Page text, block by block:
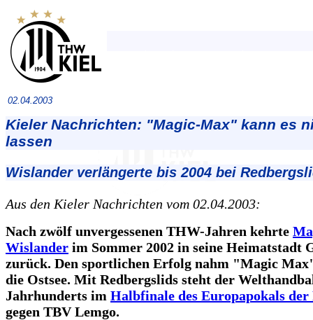
02.04.2003
Kieler Nachrichten: "Magic-Max" kann es
lassen
Wislander verlängerte bis 2004 bei
Aus den Kieler Nachrichten vom 02.04.2003:
Nach zwölf unvergessenen THW-Jahren kehrte
Wislander im Sommer 2002 in seine Heimatstadt
zurück. Den sportlichen Erfolg nahm "Magic
die Ostsee. Mit Redbergslids steht der
Jahrhunderts im Halbfinale des Europapokals der
gegen TBV Lemgo.